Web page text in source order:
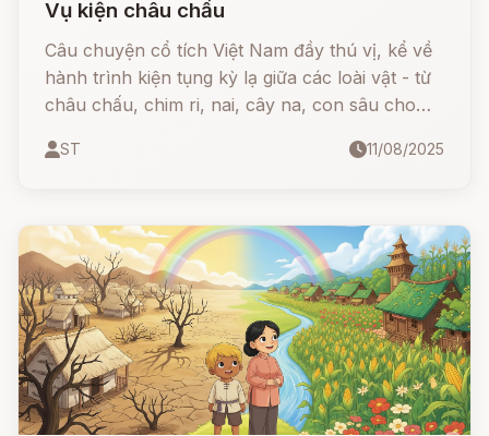
Vụ kiện châu chấu
Câu chuyện cổ tích Việt Nam đầy thú vị, kể về
hành trình kiện tụng kỳ lạ giữa các loài vật - từ
châu chấu, chim ri, nai, cây na, con sâu cho
ST 11/08/2025